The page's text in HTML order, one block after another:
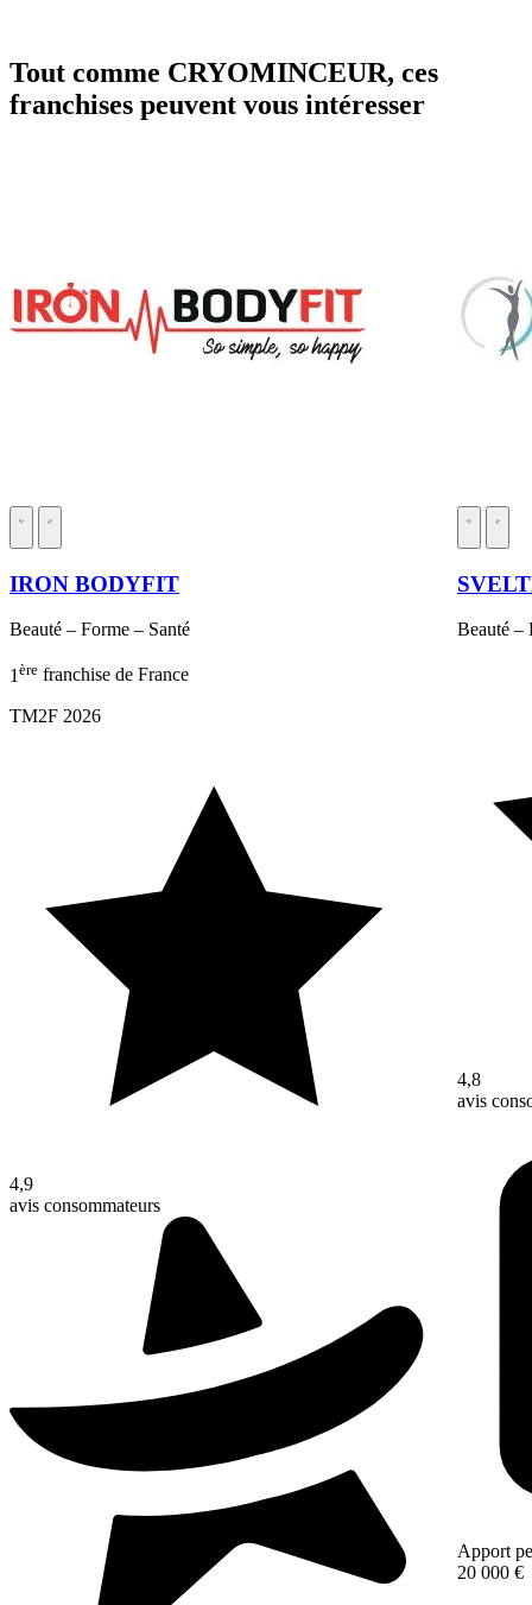
Tout comme CRYOMINCEUR, ces
franchises peuvent vous intéresser
IRON BODYFIT
Beauté – Forme – Santé
1 ère franchise de France
TM2F 2026
4,9
avis consommateurs
Beauté –
4,8
avis
Apport
20 000 €